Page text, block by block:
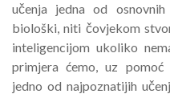
učenja jedna od
biološki, niti čovjekom
inteligencijom ukoliko
primjera ćemo, uz pomoć
jedno od najpoznatijih